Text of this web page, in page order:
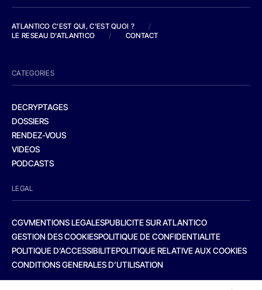
ATLANTICO C'EST QUI, C'EST QUOI ?
/
LE RESEAU D'ATLANTICO
/ CONTACT
CATEGORIES
DECRYPTAGES
DOSSIERS
RENDEZ-VOUS
VIDEOS
PODCASTS
LEGAL
CGVMENTIONS LEGALESPUBLICITE SUR ATLANTICO
GESTION DES COOKIESPOLITIQUE DE CONFIDENTIALITE
POLITIQUE D’ACCESSIBILITEPOLITIQUE RELATIVE AUX COOKIES
CONDITIONS GENERALES D’UTILISATION